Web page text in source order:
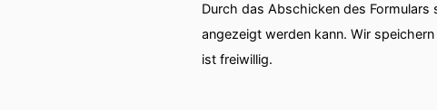
Durch das Abschicken des
angezeigt werden kann. Wir
ist freiwillig.